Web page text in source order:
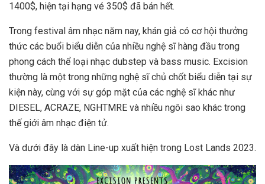
1400$, hiện tại hạng vé 350$ đã bán hết.
Trong festival âm nhạc năm nay, khán giả có cơ hội thưởng
thức các buổi biểu diễn của nhiều nghệ sĩ hàng đầu trong
phong cách thể loại nhạc dubstep và bass music. Excision
thường là một trong những nghệ sĩ chủ chốt biểu diễn tại sự
kiện này, cùng với sự góp mặt của các nghệ sĩ khác như
DIESEL, ACRAZE, NGHTMRE và nhiều ngôi sao khác trong
thế giới âm nhạc điện tử.
Và dưới đây là dàn Line-up xuất hiện trong Lost Lands 2023.